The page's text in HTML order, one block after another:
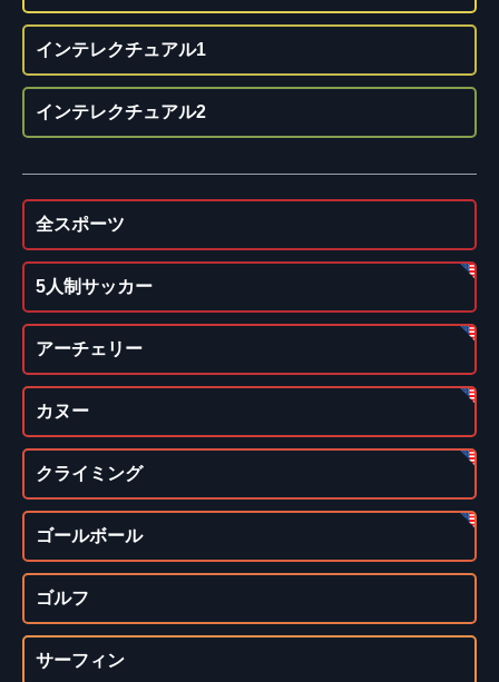
インテレクチュアル1
インテレクチュアル2
全スポーツ
5人制サッカー
アーチェリー
カヌー
クライミング
ゴールボール
ゴルフ
サーフィン